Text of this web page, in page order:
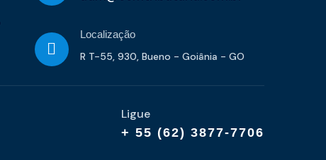
Localização
R T-55, 930, Bueno - Goiânia - GO
Ligue
+ 55 (62) 3877-7706